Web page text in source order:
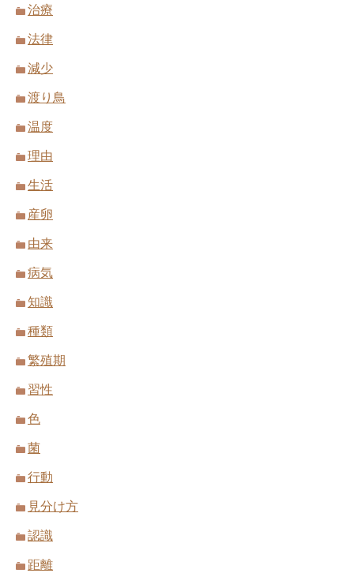
治療
法律
減少
渡り鳥
温度
理由
生活
産卵
由来
病気
知識
種類
繁殖期
習性
色
菌
行動
見分け方
認識
距離